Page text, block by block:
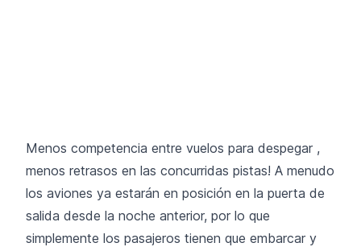
Menos competencia entre vuelos para despegar ,
menos retrasos en las concurridas pistas! A menudo
los aviones ya estarán en posición en la puerta de
salida desde la noche anterior, por lo que
simplemente los pasajeros tienen que embarcar y